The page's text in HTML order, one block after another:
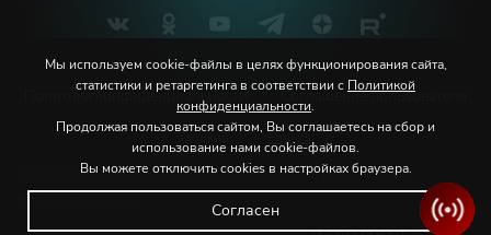
Политика конфиденциальности Соглашение пользователя
© 2026 Северо-Кавказская государственная филармония
им. В.И. Сафонова
Мы используем cookie-файлы в целях функционирования сайта,
статистики и ретаргетинга в соответствии с Политикой
конфиденциальности.
Продолжая пользоваться сайтом, Вы соглашаетесь на сбор и
использование нами cookie-файлов.
Вы можете отключить cookies в настройках браузера.
Согласен